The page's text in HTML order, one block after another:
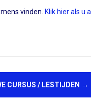
vinden. Klik hier als u al
CURSUS / LESTIJDEN →